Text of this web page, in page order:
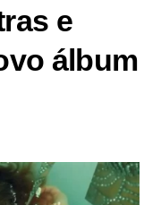
e
álbum